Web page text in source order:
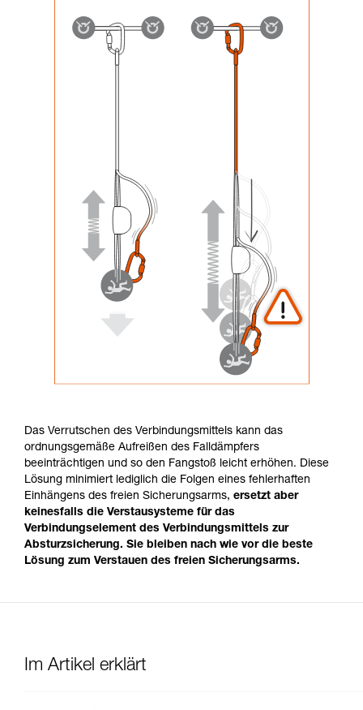
Das Verrutschen des Verbindungsmittels kann das
ordnungsgemäße Aufreißen des Falldämpfers
beeinträchtigen und so den Fangstoß leicht erhöhen. Diese
Lösung minimiert lediglich die Folgen eines fehlerhaften
Einhängens des freien Sicherungsarms, ersetzt aber
keinesfalls die Verstausysteme für das
Verbindungselement des Verbindungsmittels zur
Absturzsicherung. Sie bleiben nach wie vor die beste
Lösung zum Verstauen des freien Sicherungsarms.
Im Artikel erklärt